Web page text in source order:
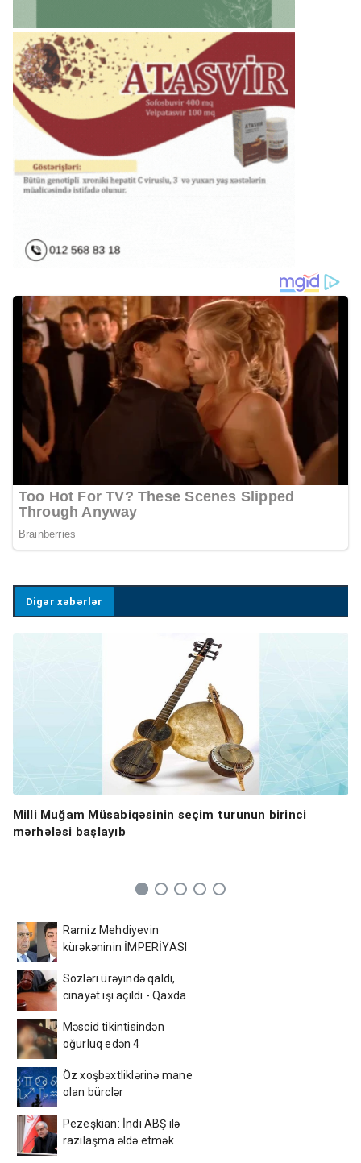
Digər xəbərlər
Milli Muğam Müsabiqəsinin seçim turunun birinci
mərhələsi başlayıb
Ramiz Mehdiyevin
kürəkəninin İMPERİYASI
mərkəzində yandırılan
arxivlər və... - ŞOK
Sözləri ürəyində qaldı,
cinayət işi açıldı - Qaxda
Məscid tikintisindən
oğurluq edən 4
Foto
Öz xoşbəxtliklərinə mane
olan bürclər
Pezeşkian: İndi ABŞ ilə
razılaşma əldə etmək